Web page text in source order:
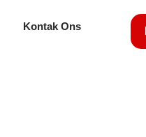
Kontak Ons